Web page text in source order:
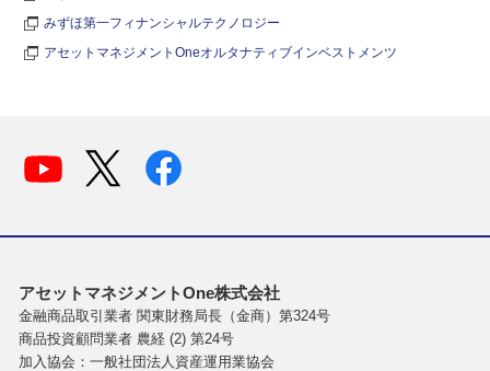
みずほ第一フィナンシャルテクノロジー
アセットマネジメントOneオルタナティブインベストメンツ
アセットマネジメントOne株式会社
金融商品取引業者 関東財務局長（金商）第324号
商品投資顧問業者 農経 (2) 第24号
加入協会：一般社団法人資産運用業協会